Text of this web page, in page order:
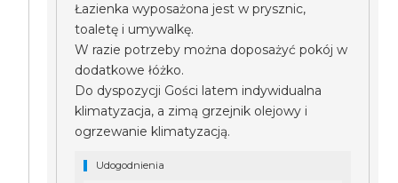
Łazienka wyposażona jest w prysznic,
toaletę i umywalkę.
W razie potrzeby można doposażyć pokój w
dodatkowe łóżko.
Do dyspozycji Gości latem indywidualna
klimatyzacja, a zimą grzejnik olejowy i
ogrzewanie klimatyzacją.
Udogodnienia